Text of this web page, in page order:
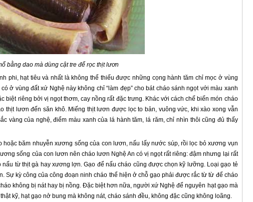
bằng dao mà dùng cật tre để rọc thịt lươn
phi, hạt tiêu và nhất là không thể thiếu được những cọng hành tăm chỉ mọc ở vùng
ở vùng đất xứ Nghệ này không chỉ “làm đẹp” cho bát cháo sánh ngọt với màu xanh
biệt riêng bởi vị ngọt thơm, cay nồng rất đặc trưng. Khác với cách chế biến món cháo
lươn đến săn khô. Miếng thịt lươn được lọc to bản, vuông vức, khi xào xong vẫn
vàng của nghệ, điểm màu xanh của lá hành tăm, lá răm, chỉ nhìn thôi cũng đủ thấy
băm nhuyễn xương sống của con lươn, nấu lấy nước súp, rồi lọc bỏ xương vụn
sống của con lươn nên cháo lươn Nghệ An có vị ngọt rất riêng: đậm nhưng lại rất
từ thịt gà hay xương lợn. Gạo để nấu cháo cũng được chọn kỹ lưỡng. Loại gạo tẻ
kỳ công của công đoạn ninh cháo thể hiện ở chỗ gạo phải được rắc từ từ để cháo
không bị nát hay bị nồng. Đặc biệt hơn nữa, người xứ Nghệ để nguyên hạt gạo mà
kỹ, hạt gạo nở bung mà không nát, cháo sánh đều, không đặc cũng không loãng.